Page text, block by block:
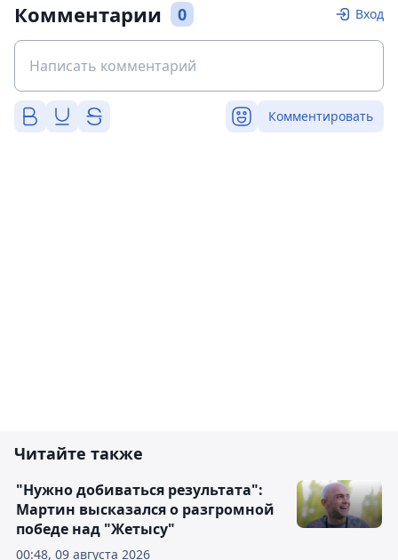
Комментарии 0 Вход
Комментировать
Читайте также
00:48, 09 августа 2026
"Нужно добиваться результата":
Мартин высказался о разгромной
победе над "Жетысу"